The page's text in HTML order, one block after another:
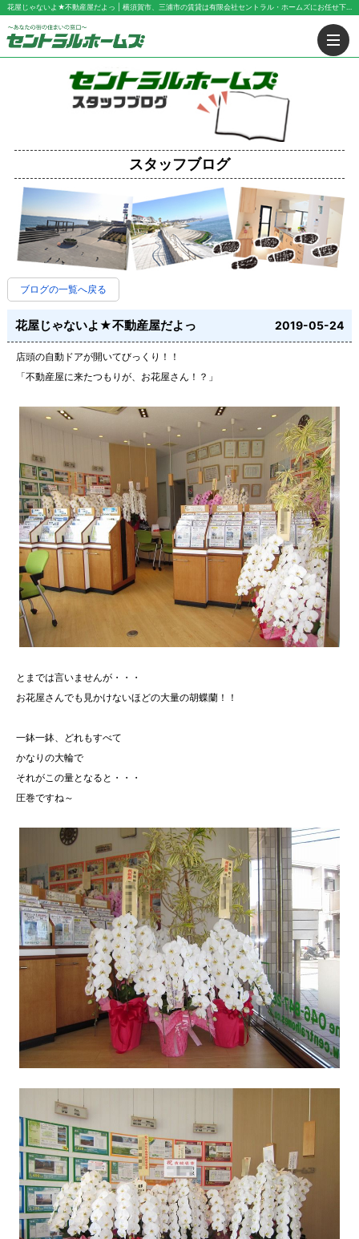
花屋じゃないよ★不動産屋だよっ | 横須賀市、三浦市の賃貸は有限会社セントラル・ホームズにお任せ下さい！
スタッフブログ
ブログの一覧へ戻る
花屋じゃないよ★不動産屋だよっ 2019-05-24
店頭の自動ドアが開いてびっくり！！
「不動産屋に来たつもりが、お花屋さん！？」
とまでは言いませんが・・・
お花屋さんでも見かけないほどの大量の胡蝶蘭！！
一鉢一鉢、どれもすべて
かなりの大輪で
それがこの量となると・・・
圧巻ですね～